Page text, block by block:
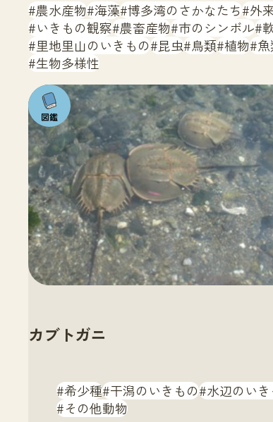
農水産物 海藻 博多湾のさかなたち 外
いきもの観察 農畜産物 市のシンボル
里地里山のいきもの 昆虫 鳥類 植物
生物多様性
注目の
いきも
の
カブトガニ
希少種 干潟のいきもの 水辺のい
その他動物